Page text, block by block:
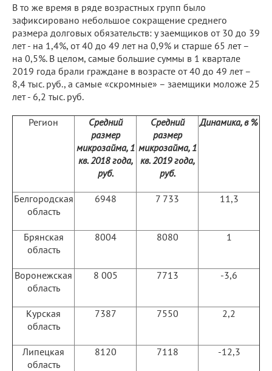
В то же время в ряде возрастных групп было
зафиксировано небольшое сокращение среднего
размера долговых обязательств: у заемщиков от 30 до 39
лет - на 1,4%, от 40 до 49 лет на 0,9% и старше 65 лет –
на 0,5%. В целом, самые большие суммы в 1 квартале
2019 года брали граждане в возрасте от 40 до 49 лет –
8,4 тыс. руб., а самые «скромные» – заемщики моложе 25
лет - 6,2 тыс. руб.
Регион
Средний
размер
микрозайма, 1
кв. 2018 года,
руб.
Средний
размер
микрозайма, 1
кв. 2019 года,
руб.
Динамика, в %
Белгородская
область
6948 7 733 11,3
Брянская
область
8004 8080 1
Воронежская
область
8 005 7713 -3,6
Курская
область
7387 7550 2,2
Липецкая
область
8120 7118 -12,3